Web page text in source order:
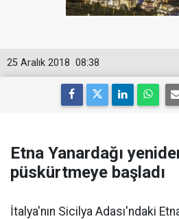
08:38
25 Aralık 2018
Etna Yanardağı
püskürtmeye başladı
İtalya'nın Sicilya Adası'ndaki